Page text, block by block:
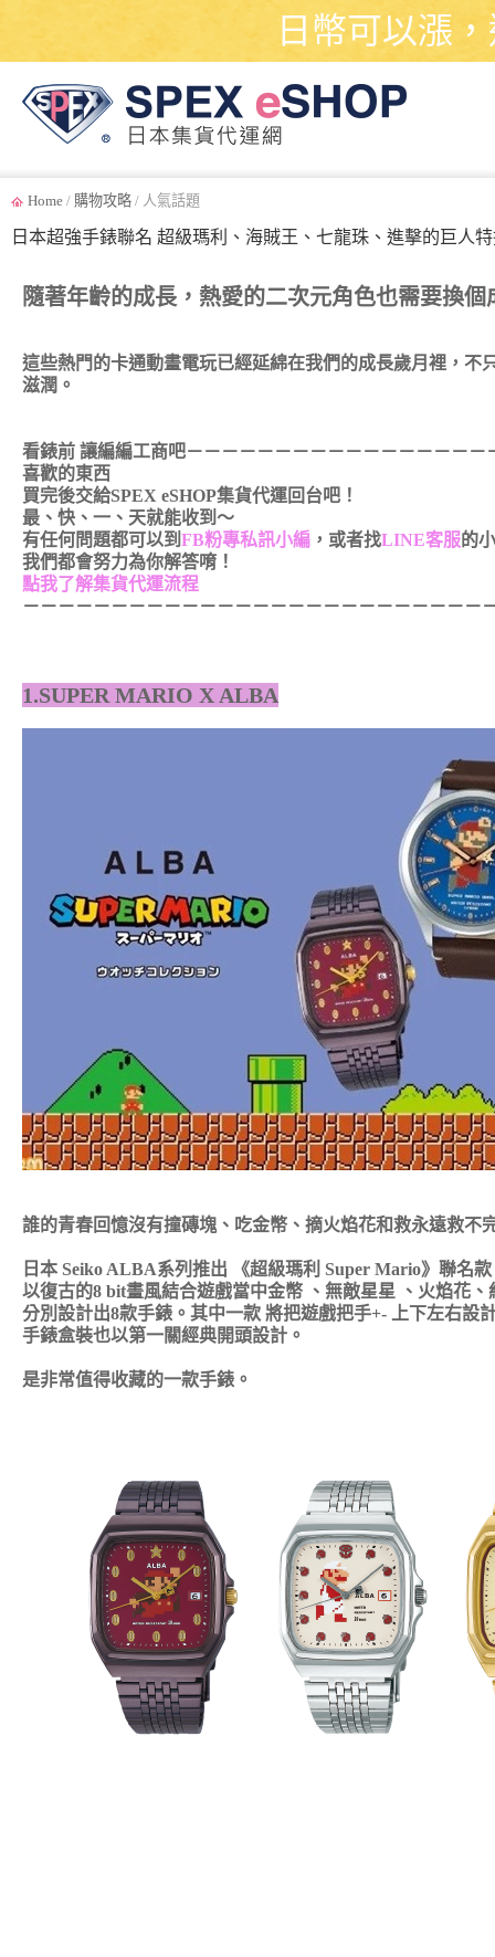
日幣可以漲
Home / 購物攻略 / 人氣話題
日本超強手錶聯名 超級瑪利、海賊王、七龍珠、進擊的巨人
隨著年齡的成長，熱愛的二次元角色也需要換
這些熱門的卡通動畫電玩已經延綿在我們的成長歲月裡，不
滋潤。
看錶前 讓編編工商吧－－－－－－－－－－－－－－－－－
喜歡的東西
買完後交給SPEX eSHOP集貨代運回台吧！
最、快、一、天就能收到～
有任何問題都可以到 FB粉專私訊小編 ，或者找LINE客服的
我們都會努力為你解答唷！
點我了解集貨代運流程
－－－－－－－－－－－－－－－－－－－－－－－－－－
1.SUPER MARIO X ALBA
誰的青春回憶沒有撞磚塊、吃金幣、摘火焰花和救永遠救不
日本 Seiko ALBA系列推出 《超級瑪利 Super Mario》聯名款
以復古的8 bit畫風結合遊戲當中金幣 、無敵星星 、火焰花
分別設計出8款手錶。其中一款 將把遊戲把手+- 上下左右設
手錶盒裝也以第一關經典開頭設計。
是非常值得收藏的一款手錶。